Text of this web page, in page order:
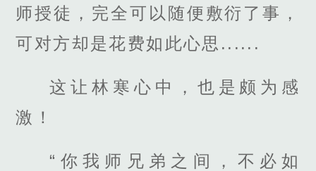
师授徒，完全可以随便敷衍了事，
可对方却是花费如此心思......
这让林寒心中，也是颇为感
激！
“你我师兄弟之间，不必如